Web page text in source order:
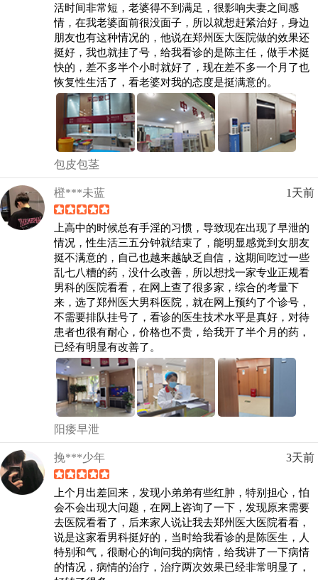
活时间非常短，老婆得不到满足，很影响夫妻之间感
情，在我老婆面前很没面子，所以就想赶紧治好，身边
朋友也有这种情况的，他说在郑州医大医院做的效果还
挺好，我也就挂了号，给我看诊的是陈主任，做手术挺
快的，差不多半个小时就好了，现在差不多一个月了也
恢复性生活了，看老婆对我的态度是挺满意的。
包皮包茎
橙***未蓝 1天前
上高中的时候总有手淫的习惯，导致现在出现了早泄的
情况，性生活三五分钟就结束了，能明显感觉到女朋友
挺不满意的，自己也越来越缺乏自信，这期间吃过一些
乱七八糟的药，没什么改善，所以想找一家专业正规看
男科的医院看看，在网上查了很多家，综合的考量下
来，选了郑州医大男科医院，就在网上预约了个诊号，
不需要排队挂号了，看诊的医生技术水平是真好，对待
患者也很有耐心，价格也不贵，给我开了半个月的药，
已经有明显有改善了。
阳痿早泄
挽***少年 3天前
上个月出差回来，发现小弟弟有些红肿，特别担心，怕
会不会出现大问题，在网上咨询了一下，发现原来需要
去医院看看了，后来家人说让我去郑州医大医院看看，
说是这家看男科挺好的，当时给我看诊的是陈医生，人
特别和气，很耐心的询问我的病情，给我讲了一下病情
的情况，病情的治疗，治疗两次效果已经非常明显了，